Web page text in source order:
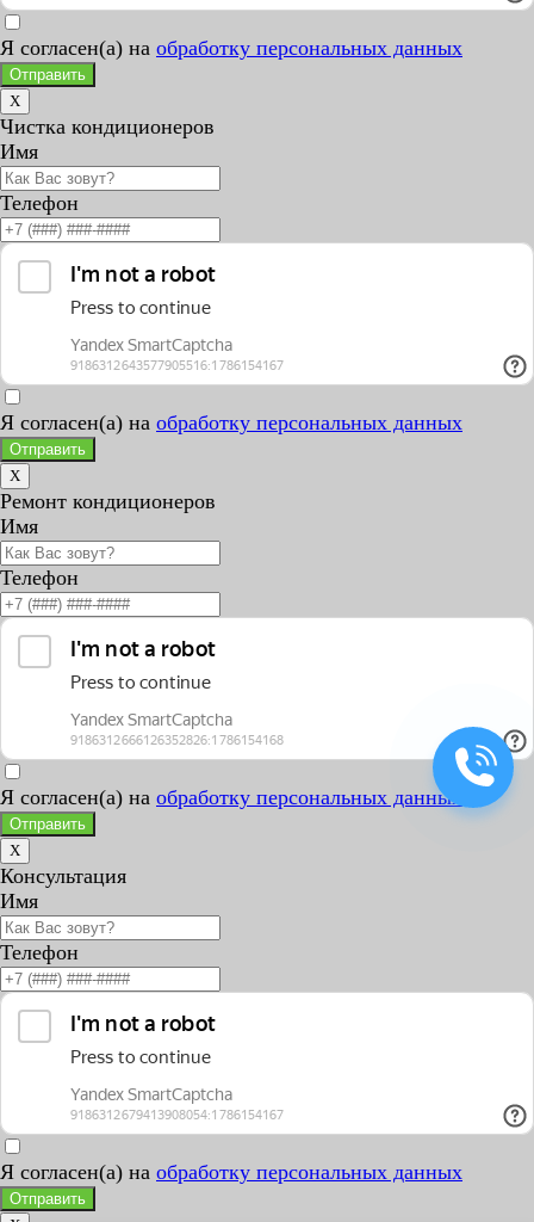
Я согласен(а) на обработку персональных данных
Отправить
X
Чистка кондиционеров
Имя
Телефон
Я согласен(а) на обработку персональных данных
Отправить
X
Ремонт кондиционеров
Имя
Телефон
Я согласен(а) на обработку персональных данных
Отправить
X
Консультация
Имя
Телефон
Я согласен(а) на обработку персональных данных
Отправить